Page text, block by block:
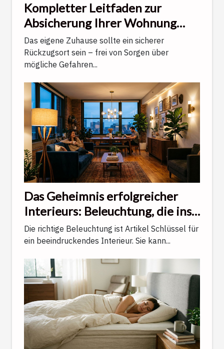
Kompletter Leitfaden zur
Absicherung Ihrer Wohnung
gegen alltägliche
Unwägbarkeiten
Das eigene Zuhause sollte ein sicherer
Rückzugsort sein – frei von Sorgen über
mögliche Gefahren...
Das Geheimnis erfolgreicher
Interieurs: Beleuchtung, die ins
Auge fällt
Die richtige Beleuchtung ist Artikel Schlüssel für
ein beeindruckendes Interieur. Sie kann...